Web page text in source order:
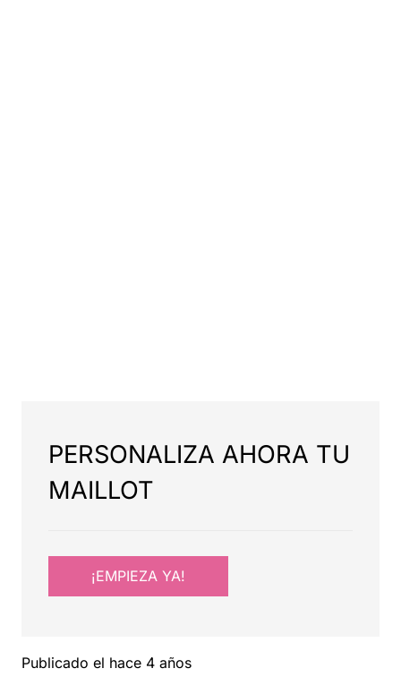
PERSONALIZA AHORA TU
MAILLOT
¡EMPIEZA YA!
Publicado el hace 4 años